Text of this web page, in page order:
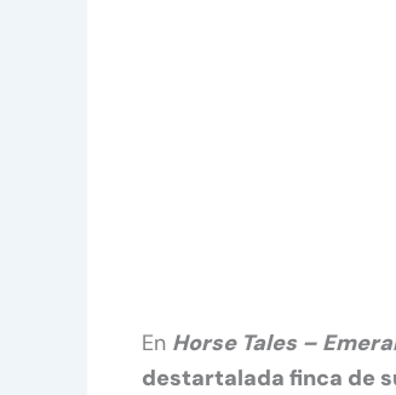
En Horse Tales –
destartalada finca de